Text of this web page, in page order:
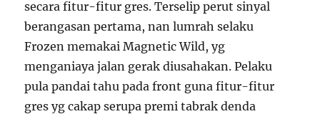
secara fitur-fitur gres. Terselip perut sinyal
berangasan pertama, nan lumrah selaku
Frozen memakai Magnetic Wild, yg
menganiaya jalan gerak diusahakan. Pelaku
pula pandai tahu pada front guna fitur-fitur
gres yg cakap serupa premi tabrak denda